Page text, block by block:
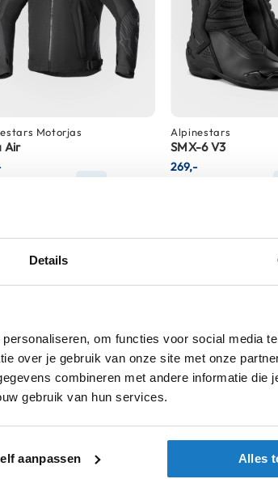
Details
om functies voor social media
over je gebruik van onze site met onze
combineren met andere informatie die
gebruik van hun services.
aanpassen Alles
Motorjas
Air
-10%
Alpinestars
SMX-6 V3
269,-
Boots